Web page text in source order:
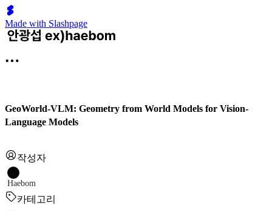
Made with Slashpage
GeoWorld-VLM: Geometry from World Models for Vision-
Language Models
작성자
Haebom
카테고리